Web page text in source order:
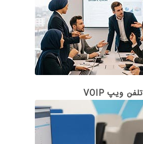
تلفن ویپ VOIP